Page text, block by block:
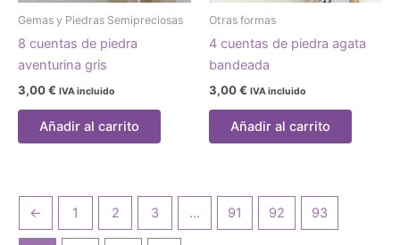
Gemas y Piedras Semipreciosas
8 cuentas de piedra
aventurina gris
3,00€ IVA incluido
Añadir al carrito
Otras formas
4 cuentas de piedra agata
bandeada
3,00€ IVA incluido
Añadir al carrito
← 1 2 3 … 91 92 93